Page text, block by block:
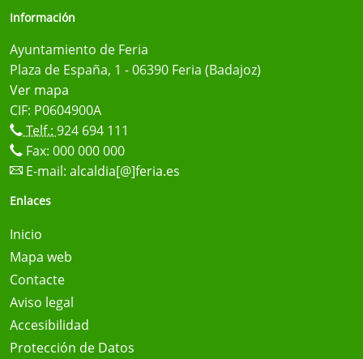
Información
Ayuntamiento de Feria
Plaza de España, 1 - 06390 Feria (Badajoz)
Ver mapa
CIF: P0604900A
Telf.: 924 694 111
Fax: 000 000 000
E-mail: alcaldia[@]feria.es
Enlaces
Inicio
Mapa web
Contacte
Aviso legal
Accesibilidad
Protección de Datos